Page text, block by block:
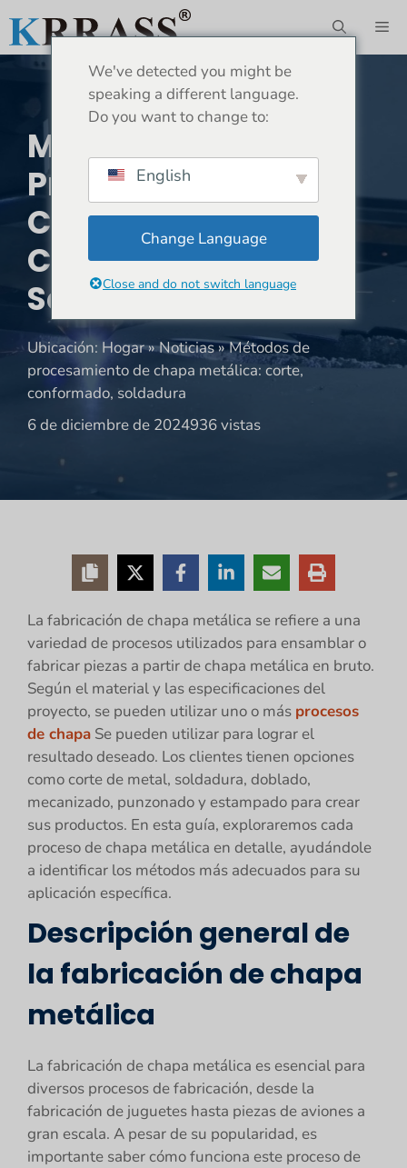
contenido
Métodos De
Procesamiento De
Chapa Metálica:
Corte, Conformado,
Soldadura
Ubicación: Hogar»Noticias»Métodos de
procesamiento de chapa metálica: corte,
conformado, soldadura
6 de diciembre de 2024936 vistas
La fabricación de chapa metálica se refiere a una
variedad de procesos utilizados para ensamblar o
fabricar piezas a partir de chapa metálica en bruto.
Según el material y las especificaciones del
proyecto, se pueden utilizar uno o más procesos
de chapa Se pueden utilizar para lograr el
resultado deseado. Los clientes tienen opciones
como corte de metal, soldadura, doblado,
mecanizado, punzonado y estampado para crear
sus productos. En esta guía, exploraremos cada
proceso de chapa metálica en detalle, ayudándole
a identificar los métodos más adecuados para su
aplicación específica.
Descripción general de
la fabricación de chapa
metálica
La fabricación de chapa metálica es esencial para
diversos procesos de fabricación, desde la
fabricación de juguetes hasta piezas de aviones a
gran escala. A pesar de su popularidad, es
importante saber cómo funciona este proceso de
We've detected you might be
speaking a different language.
Do you want to change to:
English
Change Language
Close and do not switch language